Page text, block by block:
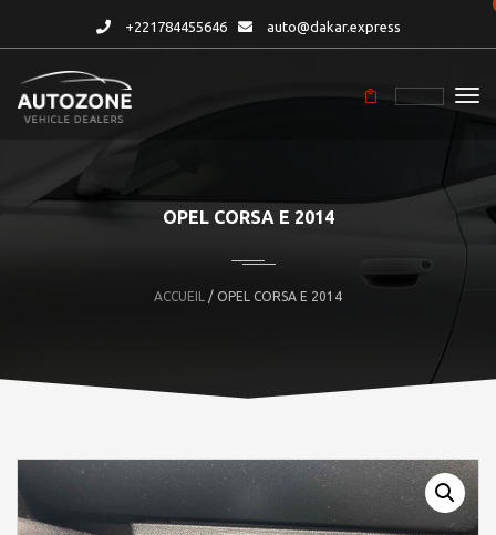
+221784455646 auto@dakar.express
OPEL CORSA E 2014
ACCUEIL / OPEL CORSA E 2014